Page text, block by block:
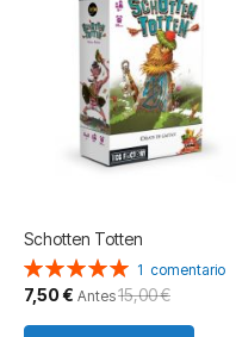
Schotten Totten
Valoración:
100%
1 comentario
Precio
especial
7,50 € Antes15,00 €